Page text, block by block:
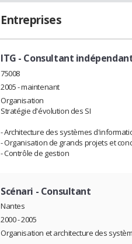
Entreprises
ITG - Consultant
75008
2005 - maintenant
Organisation
Stratégie d'évolution des SI
- Architecture des systèmes
- Organisation de grands projets et
- Contrôle de gestion
Scénari - Consultant
Nantes
2000 - 2005
Organisation et architecture des